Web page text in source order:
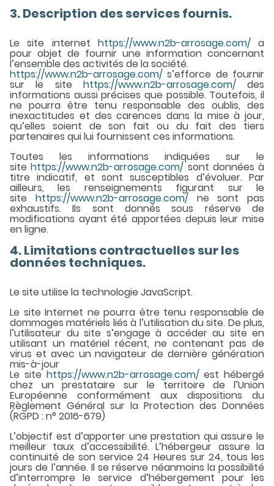
3. Description des services fournis.
Le site internet https://www.n2b-arrosage.com/a
pour objet de fournir une information concernant
l’ensemble des activités de la société.
https://www.n2b-arrosage.com/ s’efforce de fournir
sur le site https://www.n2b-arrosage.com/des
informations aussi précises que possible. Toutefois, il
ne pourra être tenu responsable des oublis, des
inexactitudes et des carences dans la mise à jour,
qu’elles soient de son fait ou du fait des tiers
partenaires qui lui fournissent ces informations.
Toutes les informations indiquées sur le
sitehttps://www.n2b-arrosage.com/sont données à
titre indicatif, et sont susceptibles d’évoluer. Par
ailleurs, les renseignements figurant sur le
site https://www.n2b-arrosage.com/ne sont pas
exhaustifs. Ils sont donnés sous réserve de
modifications ayant été apportées depuis leur mise
en ligne.
4. Limitations contractuelles sur les
données techniques.
Le site utilise la technologie JavaScript.
Le site Internet ne pourra être tenu responsable de
dommages matériels liés à l’utilisation du site. De plus,
l’utilisateur du site s’engage à accéder au site en
utilisant un matériel récent, ne contenant pas de
virus et avec un navigateur de dernière génération
mis-à-jour
Le site https://www.n2b-arrosage.com/est hébergé
chez un prestataire sur le territoire de l’Union
Européenne conformément aux dispositions du
Règlement Général sur la Protection des Données
(RGPD : n° 2016-679)
L’objectif est d’apporter une prestation qui assure le
meilleur taux d’accessibilité. L’hébergeur assure la
continuité de son service 24 Heures sur 24, tous les
jours de l’année. Il se réserve néanmoins la possibilité
d’interrompre le service d’hébergement pour les